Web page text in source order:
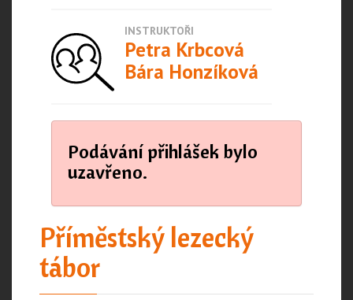
INSTRUKTOŘI
Petra Krbcová
Bára Honzíková
Podávání přihlášek bylo
uzavřeno.
Příměstský lezecký
tábor